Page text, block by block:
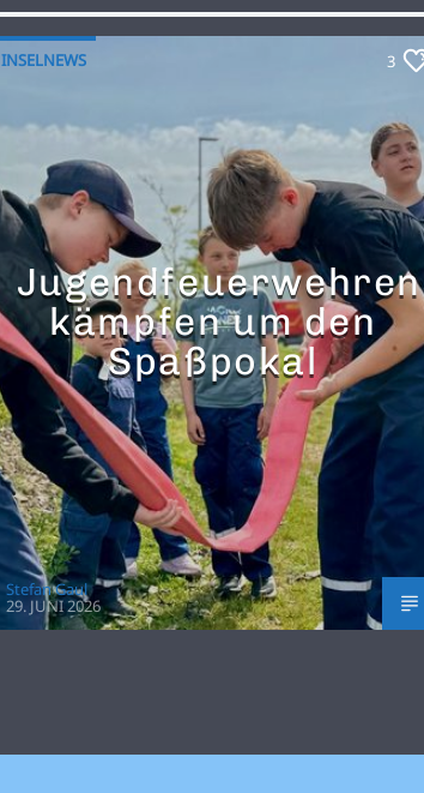
INSELNEWS 3
Jugendfeuerwehren
kämpfen um den
Spaßpokal
Stefan Gaul
29. JUNI 2026